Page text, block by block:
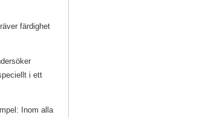
färdighet
i ett
Inom alla